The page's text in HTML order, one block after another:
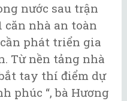
nước sau trận
căn nhà an toàn
phát triển gia
Từ nền tảng nhà
tay thí điểm dự
phúc “, bà Hương